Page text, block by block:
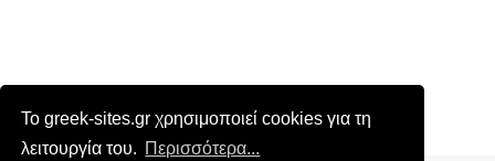
Το greek-sites.gr χρησιμοποιεί cookies για τη
λειτουργία του. Περισσότερα...